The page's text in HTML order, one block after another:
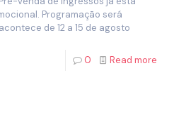
Programação será
de 12 a 15 de agosto
0 Read more